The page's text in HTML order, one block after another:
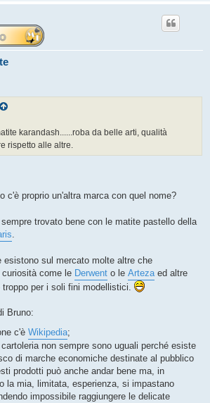
karandash......roba da belle arti, qualità
rispetto alle altre.
o c'è proprio un'altra marca con quel nome?
trovato bene con le matite pastello della
esistono sul mercato molte altre che
come le Derwent o le Arteza ed altre
per i soli fini modellistici.
Bruno:
c'è Wikipedia;
non sempre sono uguali perché esiste
di marche economiche destinate al pubblico
prodotti può anche andar bene ma, in
la mia, limitata, esperienza, si impastano
impossibile raggiungere le delicate